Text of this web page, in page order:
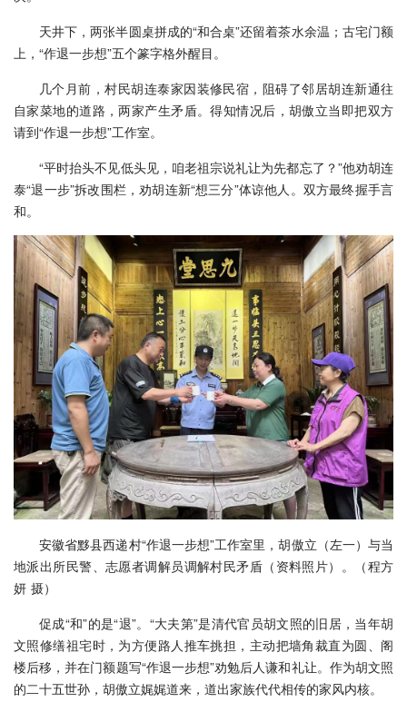
天井下，两张半圆桌拼成的“和合桌”还留着茶水余温；古宅门额
上，“作退一步想”五个篆字格外醒目。
几个月前，村民胡连泰家因装修民宿，阻碍了邻居胡连新通往
自家菜地的道路，两家产生矛盾。得知情况后，胡傲立当即把双方
请到“作退一步想”工作室。
“平时抬头不见低头见，咱老祖宗说礼让为先都忘了？”他劝胡连
泰“退一步”拆改围栏，劝胡连新“想三分”体谅他人。双方最终握手言
和。
安徽省黟县西递村“作退一步想”工作室里，胡傲立（左一）与当
地派出所民警、志愿者调解员调解村民矛盾（资料照片）。（程方
妍 摄）
促成“和”的是“退”。“大夫第”是清代官员胡文照的旧居，当年胡
文照修缮祖宅时，为方便路人推车挑担，主动把墙角裁直为圆、阁
楼后移，并在门额题写“作退一步想”劝勉后人谦和礼让。作为胡文照
的二十五世孙，胡傲立娓娓道来，道出家族代代相传的家风内核。